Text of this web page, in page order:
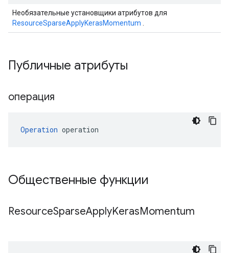
Необязательные установщики атрибутов для
ResourceSparseApplyKerasMomentum
Публичные атрибуты
операция
Operation operation
Общественные функции
ResourceSparseApplyKerasMomentum